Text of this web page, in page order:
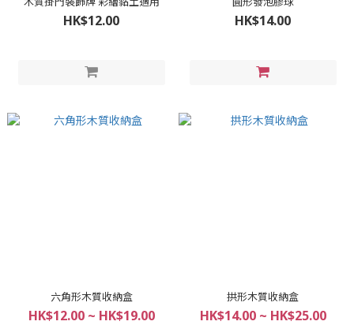
HK$12.00 HK$14.00
六角形木質收納盒
HK$12.00 ~ HK$19.00
拱形木質收納盒
HK$14.00 ~ HK$25.00